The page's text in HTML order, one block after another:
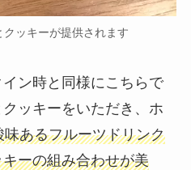
ッキーが提供されます
ン時と同様にこちらで
ッキーをいただき、ホ
味あるフルーツドリンク
ーの組み合わせが美